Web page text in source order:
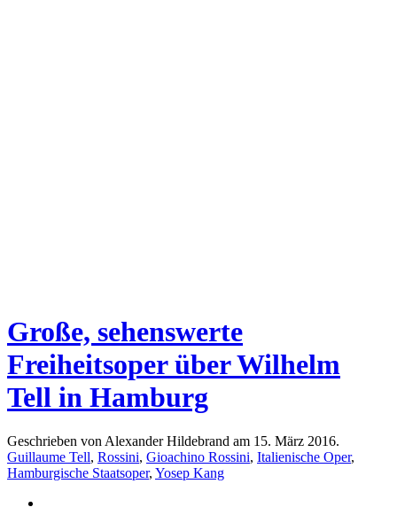
Große, sehenswerte
Freiheitsoper über Wilhelm
Tell in Hamburg
Geschrieben von Alexander Hildebrand am 15. März 2016.
Guillaume Tell, Rossini, Gioachino Rossini, Italienische Oper,
Hamburgische Staatsoper, Yosep Kang